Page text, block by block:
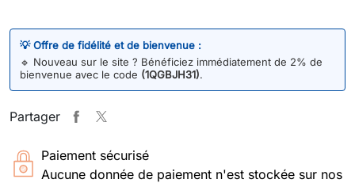
💡 Offre de fidélité et de bienvenue :
🔹 Nouveau sur le site ? Bénéficiez immédiatement de 2% de
bienvenue avec le code (1QGBJH31).
Partager
Paiement sécurisé
Aucune donnée de paiement n'est stockée sur nos